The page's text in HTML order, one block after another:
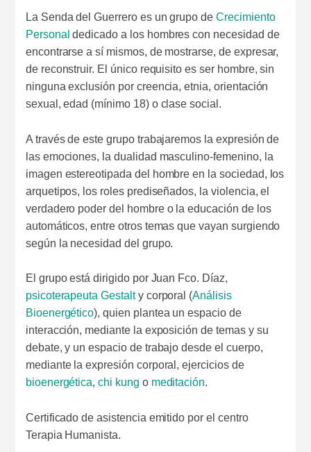
La Senda del Guerrero es un grupo deCrecimiento
Personal dedicado a los hombres con necesidad de
encontrarse a sí mismos, de mostrarse, de expresar,
de reconstruir. El único requisito es ser hombre, sin
ninguna exclusión por creencia, etnia, orientación
sexual, edad (mínimo 18) o clase social.
A través de este grupo trabajaremos la expresión de
las emociones, la dualidad masculino-femenino, la
imagen estereotipada del hombre en la sociedad, los
arquetipos, los roles prediseñados, la violencia, el
verdadero poder del hombre o la educación de los
automáticos, entre otros temas que vayan surgiendo
según la necesidad del grupo.
El grupo está dirigido por Juan Fco. Díaz,
psicoterapeuta Gestalty corporal (Análisis
Bioenergético), quien plantea un espacio de
interacción, mediante la exposición de temas y su
debate, y un espacio de trabajo desde el cuerpo,
mediante la expresión corporal, ejercicios de
bioenergética,chi kung o meditación.
Certificado de asistencia emitido por el centro
Terapia Humanista.